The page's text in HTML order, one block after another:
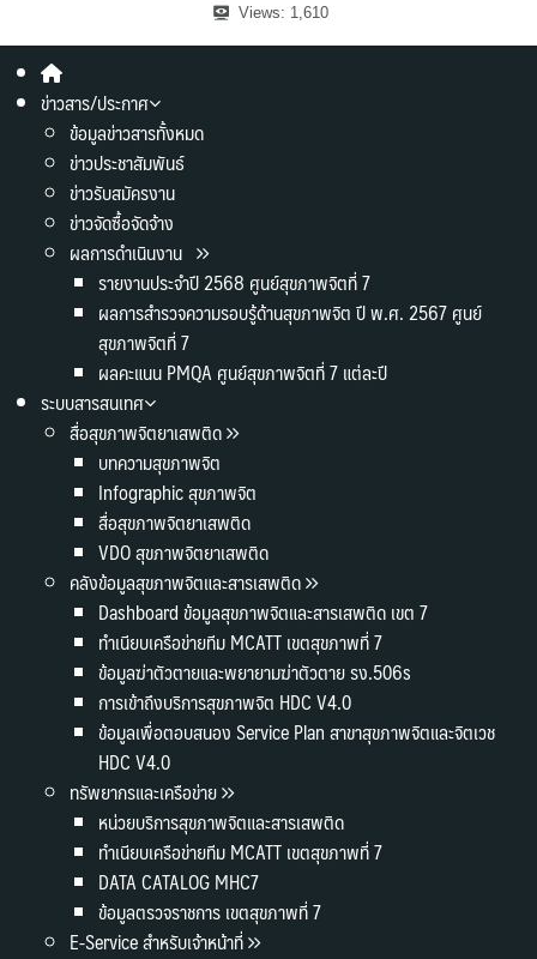
Views: 1,610
ข่าวสาร/ประกาศ
ข้อมูลข่าวสารทั้งหมด
ข่าวประชาสัมพันธ์
ข่าวรับสมัครงาน
ข่าวจัดซื้อจัดจ้าง
ผลการดำเนินงาน
รายงานประจำปี 2568 ศูนย์สุขภาพจิตที่ 7
ผลการสำรวจความรอบรู้ด้านสุขภาพจิต ปี พ.ศ. 2567 ศูนย์
สุขภาพจิตที่ 7
ผลคะแนน PMQA ศูนย์สุขภาพจิตที่ 7 แต่ละปี
ระบบสารสนเทศ
สื่อสุขภาพจิตยาเสพติด
บทความสุขภาพจิต
Infographic สุขภาพจิต
สื่อสุขภาพจิตยาเสพติด
VDO สุขภาพจิตยาเสพติด
คลังข้อมูลสุขภาพจิตและสารเสพติด
Dashboard ข้อมูลสุขภาพจิตและสารเสพติด เขต 7
ทำเนียบเครือข่ายทีม MCATT เขตสุขภาพที่ 7
ข้อมูลฆ่าตัวตายและพยายามฆ่าตัวตาย รง.506s
การเข้าถึงบริการสุขภาพจิต HDC V4.0
ข้อมูลเพื่อตอบสนอง Service Plan สาขาสุขภาพจิตและจิตเวช
HDC V4.0
ทรัพยากรและเครือข่าย
หน่วยบริการสุขภาพจิตและสารเสพติด
ทำเนียบเครือข่ายทีม MCATT เขตสุขภาพที่ 7
DATA CATALOG MHC7
ข้อมูลตรวจราชการ เขตสุขภาพที่ 7
E-Service สำหรับเจ้าหน้าที่